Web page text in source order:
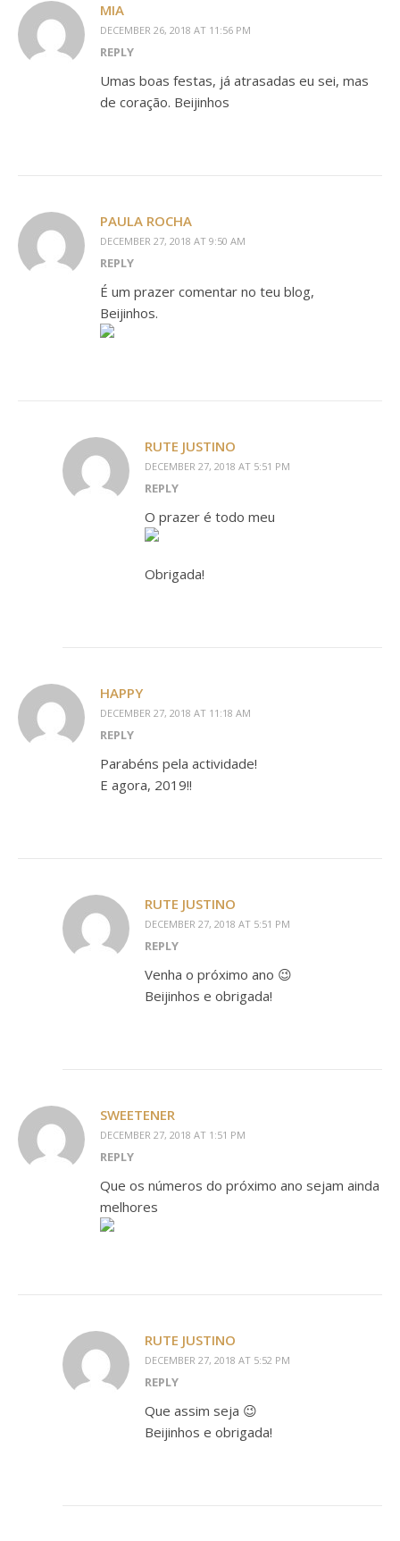
MIA
DECEMBER 26, 2018 AT 11:56 PM
REPLY
Umas boas festas, já atrasadas eu sei, mas
de coração. Beijinhos
PAULA ROCHA
DECEMBER 27, 2018 AT 9:50 AM
REPLY
É um prazer comentar no teu blog,
Beijinhos.
RUTE JUSTINO
DECEMBER 27, 2018 AT 5:51 PM
REPLY
O prazer é todo meu
Obrigada!
HAPPY
DECEMBER 27, 2018 AT 11:18 AM
REPLY
Parabéns pela actividade!
E agora, 2019!!
RUTE JUSTINO
DECEMBER 27, 2018 AT 5:51 PM
REPLY
Venha o próximo ano 😉
Beijinhos e obrigada!
SWEETENER
DECEMBER 27, 2018 AT 1:51 PM
REPLY
Que os números do próximo ano sejam ainda
melhores
RUTE JUSTINO
DECEMBER 27, 2018 AT 5:52 PM
REPLY
Que assim seja 😉
Beijinhos e obrigada!